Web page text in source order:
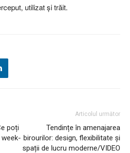
utilizat și trăit.
poți
Articolul următor
Tendințe în amenajarea
birourilor: design, flexibilitate și
spații de lucru moderne/VIDEO